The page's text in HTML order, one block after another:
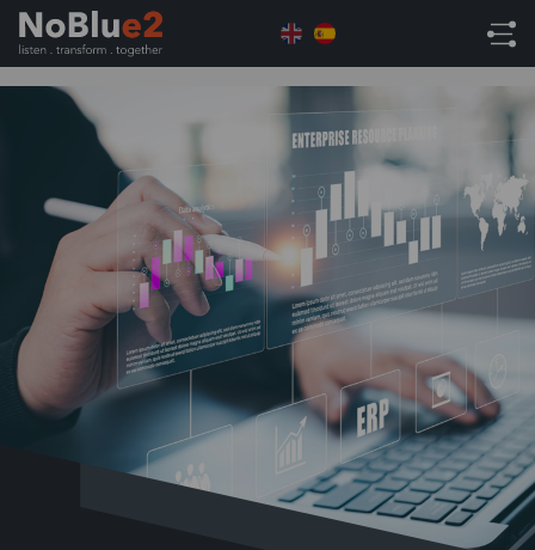
Home ERP
7 Señales de que tu Sistema
Financiero se ha Quedado Corto